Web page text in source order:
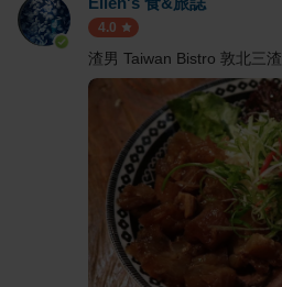
4.0
渣男 Taiwan Bistro 敦北三渣